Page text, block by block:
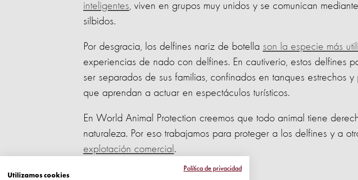
inteligentes, viven en grupos muy unidos y se comunican
silbidos.
Por desgracia, los delfines nariz de botella son la especie más
experiencias de nado con delfines. En cautiverio, estos delfines
ser separados de sus familias, confinados en tanques estrechos
que aprendan a actuar en espectáculos turísticos.
En World Animal Protection creemos que todo animal tiene
naturaleza. Por eso trabajamos para proteger a los delfines y a
explotación comercial .
Política de privacidad
Utilizamos cookies